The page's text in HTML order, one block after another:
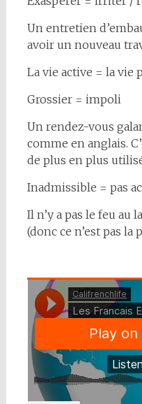
Un entretien
avoir un nouveau
La vie active = la vie
Grossier = impoli
Un rendez-vous
comme en anglais.
de plus en plus
Inadmissible = pas
Il n’y a pas le feu au
(donc ce n’est pas la